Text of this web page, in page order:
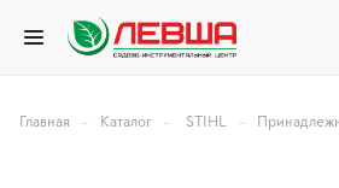
Главная – Каталог – STIHL –